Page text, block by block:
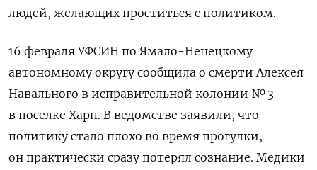
людей, желающих проститься с политиком.
16 февраля УФСИН по Ямало-Ненецкому
автономному округу сообщила о смерти Алексея
Навального в исправительной колонии № 3
в поселке Харп. В ведомстве заявили, что
политику стало плохо во время прогулки,
он практически сразу потерял сознание. Медики